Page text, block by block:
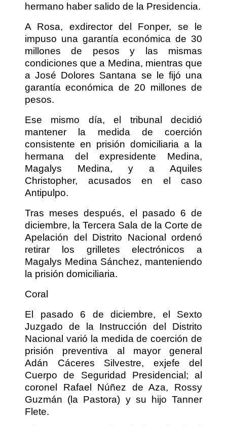
hermano haber salido de la Presidencia.
A Rosa, exdirector del Fonper, se le
impuso una garantía económica de 30
millones de pesos y las mismas
condiciones que a Medina, mientras que
a José Dolores Santana se le fijó una
garantía económica de 20 millones de
pesos.
Ese mismo día, el tribunal decidió
mantener la medida de coerción
consistente en prisión domiciliaria a la
hermana del expresidente Medina,
Magalys Medina, y a Aquiles
Christopher, acusados en el caso
Antipulpo.
Tras meses después, el pasado 6 de
diciembre, la Tercera Sala de la Corte de
Apelación del Distrito Nacional ordenó
retirar los grilletes electrónicos a
Magalys Medina Sánchez, manteniendo
la prisión domiciliaria.
Coral
El pasado 6 de diciembre, el Sexto
Juzgado de la Instrucción del Distrito
Nacional varió la medida de coerción de
prisión preventiva al mayor general
Adán Cáceres Silvestre, exjefe del
Cuerpo de Seguridad Presidencial; al
coronel Rafael Núñez de Aza, Rossy
Guzmán (la Pastora) y su hijo Tanner
Flete.